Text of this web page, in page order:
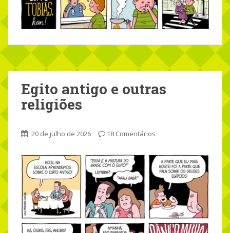
Egito antigo e outras
religiões
20 de julho de 2026 18 Comentários